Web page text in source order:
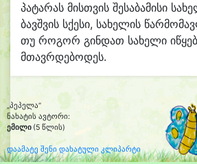
პატარას მისთვის შესაბამისი
ბავშვის სქესი, სახელის
თუ როგორ გინდათ სახელი
მთავრდებოდეს.
„პეპელა“
ნახატის ავტორი:
ემილი (5 წლის)
დაამატე შენი დახატული კლიპარტი